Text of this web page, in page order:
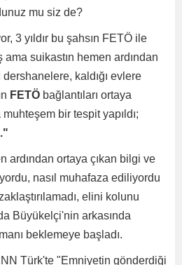
mu siz de?
3 yıldır bu şahsın FETÖ ile
suikastın hemen ardından
kaldığı evlere
FETÖ bağlantıları ortaya
muhteşem bir tespit yapıldı;
ardından ortaya çıkan bilgi ve
nasıl muhafaza ediliyordu
elini kolunu
Büyükelçi'nin arkasında
beklemeye başladı.
Türk'te "Emniyetin gönderdiği